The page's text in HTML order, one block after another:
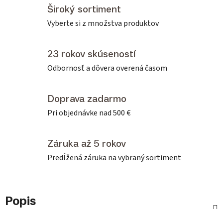
Široký sortiment
Vyberte si z množstva produktov
23 rokov skúseností
Odbornosť a dôvera overená časom
Doprava zadarmo
Pri objednávke nad 500 €
Záruka až 5 rokov
Predĺžená záruka na vybraný sortiment
Popis